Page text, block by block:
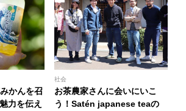
かんを召
力を伝え
社会
お茶農家さんに会いにいこ
う！Satén japanese teaの